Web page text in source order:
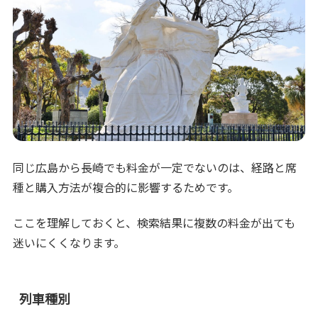
同じ広島から長崎でも料金が一定でないのは、経路と席
種と購入方法が複合的に影響するためです。
ここを理解しておくと、検索結果に複数の料金が出ても
迷いにくくなります。
列車種別